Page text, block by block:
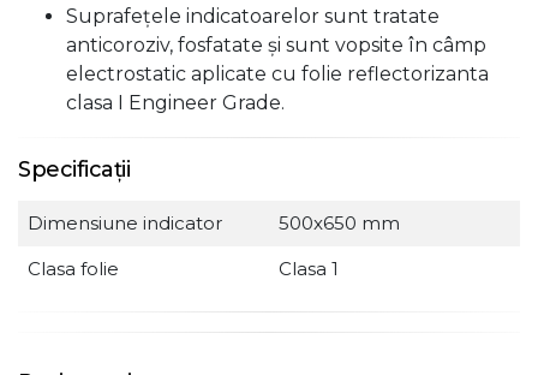
Suprafeţele indicatoarelor sunt tratate
anticoroziv, fosfatate şi sunt vopsite în câmp
electrostatic aplicate cu folie reflectorizanta
clasa I Engineer Grade.
Specificații
Dimensiune indicator
500x650 mm
Clasa folie
Clasa 1